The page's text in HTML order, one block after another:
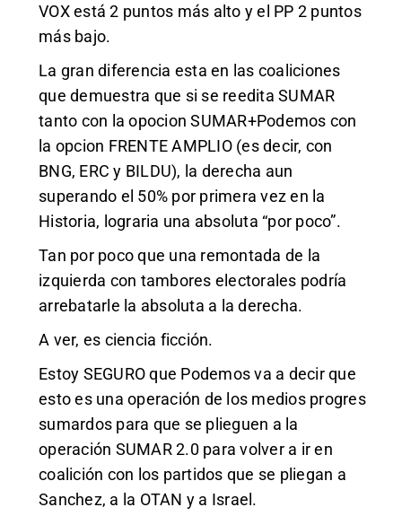
VOX está 2 puntos más alto y el PP 2 puntos
más bajo.
La gran diferencia esta en las coaliciones
que demuestra que si se reedita SUMAR
tanto con la opocion SUMAR+Podemos con
la opcion FRENTE AMPLIO (es decir, con
BNG, ERC y BILDU), la derecha aun
superando el 50% por primera vez en la
Historia, lograria una absoluta “por poco”.
Tan por poco que una remontada de la
izquierda con tambores electorales podría
arrebatarle la absoluta a la derecha.
A ver, es ciencia ficción.
Estoy SEGURO que Podemos va a decir que
esto es una operación de los medios progres
sumardos para que se plieguen a la
operación SUMAR 2.0 para volver a ir en
coalición con los partidos que se pliegan a
Sanchez, a la OTAN y a Israel.